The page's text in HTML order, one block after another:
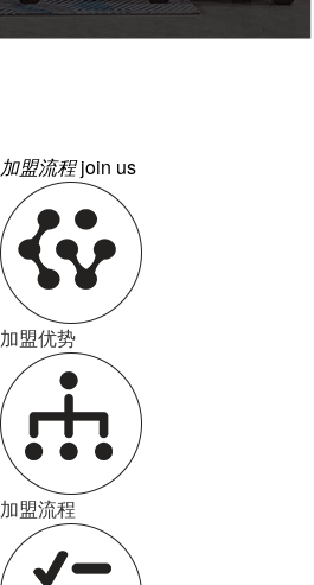
加盟流程 join us
加盟优势
加盟流程